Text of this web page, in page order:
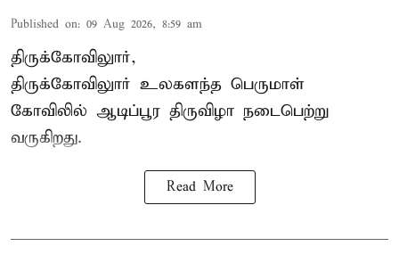
Published on: 09 Aug 2026, 8:59 am
திருக்கோவிலுார்,
திருக்கோவிலுார் உலகளந்த பெருமாள்
கோவிலில் ஆடிப்பூர திருவிழா நடைபெற்று
வருகிறது.
Read More